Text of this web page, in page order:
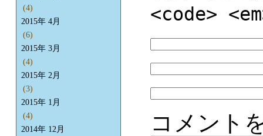
<code>
コメント
(4)
2015年 4月
(6)
2015年 3月
(4)
2015年 2月
(3)
2015年 1月
(4)
2014年 12月